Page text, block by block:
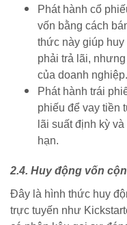
Phát hành cổ
vốn bằng cách
thức này giúp
phải trả lãi,
của doanh nghiệp.
Phát hành trái
phiếu để vay tiền
lãi suất định kỳ
hạn.
2.4. Huy động vốn
Đây là hình thức huy
trực tuyến như